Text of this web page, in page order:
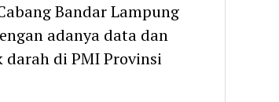
Bandar Lampung
adanya data dan
di PMI Provinsi